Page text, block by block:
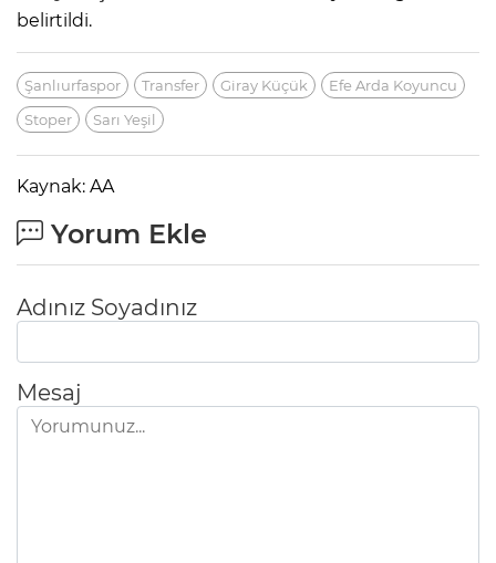
belirtildi.
Şanlıurfaspor Transfer Giray Küçük
Efe Arda Koyuncu
Stoper
Sarı Yeşil
Kaynak: AA
Yorum Ekle
Adınız Soyadınız
Mesaj